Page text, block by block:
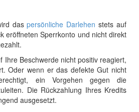
daspersönliche Darlehen stets auf
eröffneten Sperrkonto und nicht direkt
Ihre Beschwerde nicht positiv reagiert,
Oder wenn er das defekte Gut nicht
ein Vorgehen gegen die
Die Rückzahlung Ihres Kredits
ausgesetzt.